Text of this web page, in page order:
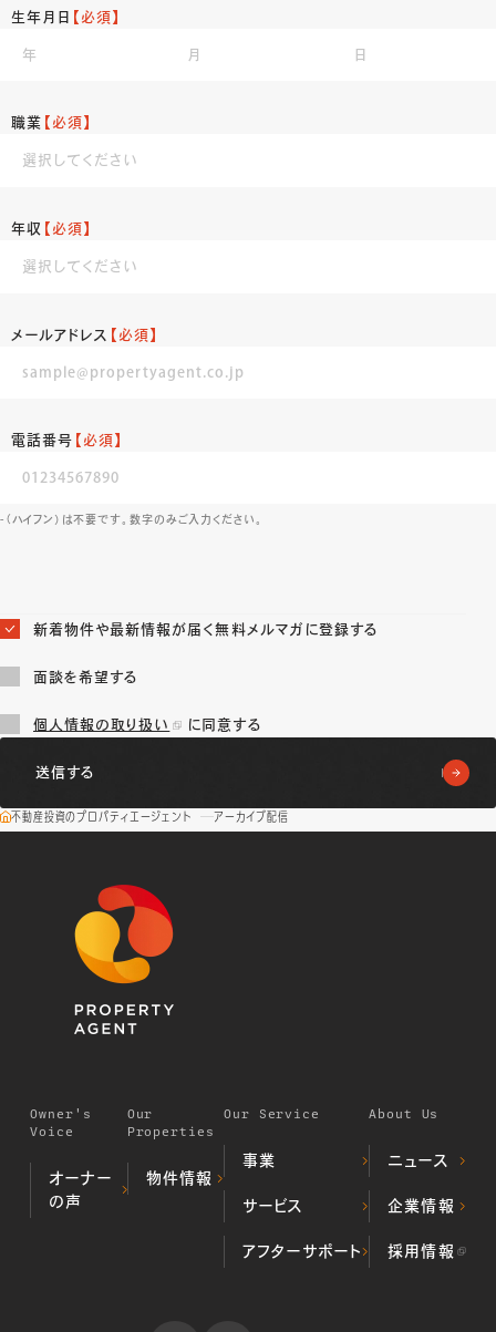
生年月日 【必須】
職業 【必須】
年収 【必須】
メールアドレス 【必須】
電話番号 【必須】
-（ハイフン）は不要です。数字のみご入力ください。
新着物件や最新情報が届く無料メルマガに登録する
面談を希望する
個人情報の取り扱い に同意する
不動産投資のプロパティエージェント アーカイブ配信
Owner's
Voice
オーナー
の声
Our
Properties
物件情報
Our Service
事業
デベロッパー事業
プロパティマネジメ
ント事業
サービス
ALL顔認証マン
アフターサポート
About Us
ニュース
企業情報
当社の歩み
採用情報